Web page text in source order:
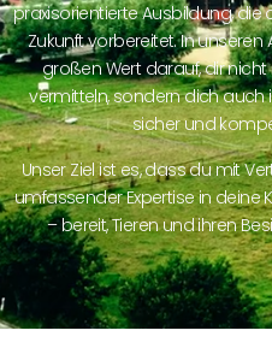
praxisorientierte Ausbildung,
Zukunft vorbereitet. In
großen Wert darauf, dir
vermitteln, sondern dich
sicher und
Unser Ziel ist es, dass du mit
umfassender Expertise in deine
– bereit, Tieren und ihren